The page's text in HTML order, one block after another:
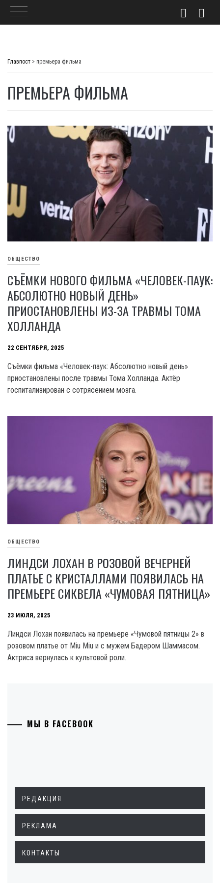
Главпост > премьера фильма
ПРЕМЬЕРА ФИЛЬМА
ОБЩЕСТВО
СЪЁМКИ НОВОГО ФИЛЬМА «ЧЕЛОВЕК-ПАУК:
АБСОЛЮТНО НОВЫЙ ДЕНЬ»
ПРИОСТАНОВЛЕНЫ ИЗ-ЗА ТРАВМЫ ТОМА
ХОЛЛАНДА
22 СЕНТЯБРЯ, 2025
Съёмки фильма «Человек-паук: Абсолютно новый день»
приостановлены после травмы Тома Холланда. Актёр
госпитализирован с сотрясением мозга.
ОБЩЕСТВО
ЛИНДСИ ЛОХАН В РОЗОВОЙ ВЕЧЕРНЕЙ
ПЛАТЬЕ С КРИСТАЛЛАМИ ПОЯВИЛАСЬ НА
ПРЕМЬЕРЕ СИКВЕЛА «ЧУМОВАЯ ПЯТНИЦА»
23 ИЮЛЯ, 2025
Линдси Лохан появилась на премьере «Чумовой пятницы 2» в
розовом платье от Miu Miu и с мужем Бадером Шаммасом.
Актриса вернулась к культовой роли.
МЫ В FACEBOOK
РЕДАКЦИЯ
РЕКЛАМА
КОНТАКТЫ